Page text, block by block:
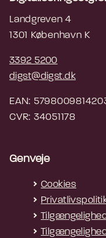
Landgreven 4
1301 København K
3392 5200
digst@digst.dk
EAN:
CVR: 34051178
Genveje
Cookies